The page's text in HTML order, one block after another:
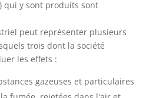
qui y sont produits sont
peut représenter plusieurs
trois dont la société
les effets :
gazeuses et particulaires